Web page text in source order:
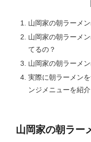
山岡家の朝ラーメ
山岡家の朝ラーメ
てるの？
山岡家の朝ラーメ
実際に朝ラーメン
ンジメニューを紹介
山岡家の朝ラー